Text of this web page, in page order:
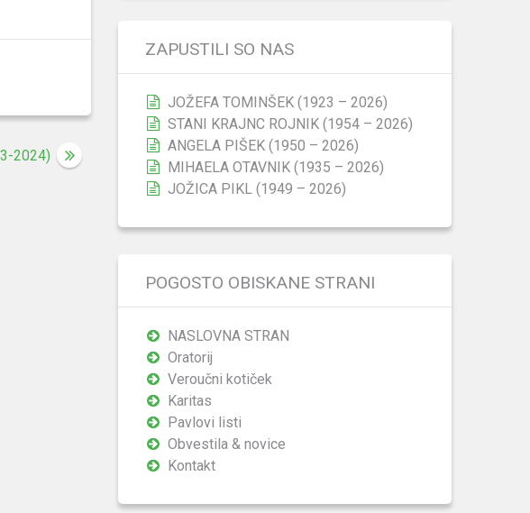
2024)
ZAPUSTILI SO NAS
JOŽEFA TOMINŠEK (1923 – 2026)
STANI KRAJNC ROJNIK (1954 – 2026)
ANGELA PIŠEK (1950 – 2026)
MIHAELA OTAVNIK (1935 – 2026)
JOŽICA PIKL (1949 – 2026)
POGOSTO OBISKANE STRANI
NASLOVNA STRAN
Oratorij
Veroučni kotiček
Karitas
Pavlovi listi
Obvestila & novice
Kontakt